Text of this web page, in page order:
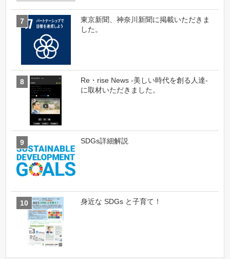
東京新聞、神奈川新聞に掲載いただきま
した。
Re・rise News -美しい時代を創る人達-
に取材いただきました。
SDGs詳細解説
身近な SDGs と子育て！